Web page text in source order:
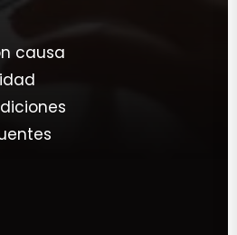
causa